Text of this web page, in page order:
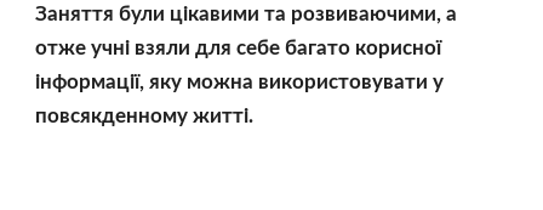
Заняття були цікавими та розвиваючими, а
отже учні взяли для себе багато корисної
інформації, яку можна використовувати у
повсякденному житті.